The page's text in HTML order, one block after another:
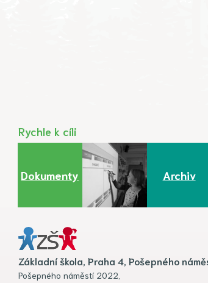
Rychle k cíli
Dokumenty Archiv
Základní škola, Praha 4, Pošepného
Pošepného náměstí 2022,